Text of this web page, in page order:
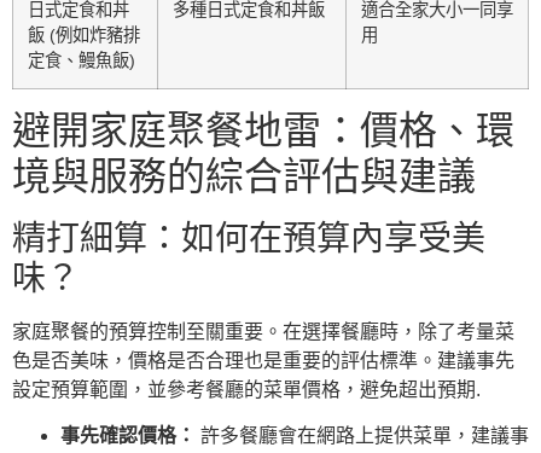
日式定食和丼
飯 (例如炸豬排
定食、鰻魚飯)
多種日式定食和丼飯
適合全家大小一同享
用
避開家庭聚餐地雷：價格、環
境與服務的綜合評估與建議
精打細算：如何在預算內享受美
味？
家庭聚餐的預算控制至關重要。在選擇餐廳時，除了考量菜
色是否美味，價格是否合理也是重要的評估標準。建議事先
設定預算範圍，並參考餐廳的菜單價格，避免超出預期.
事先確認價格： 許多餐廳會在網路上提供菜單，建議事